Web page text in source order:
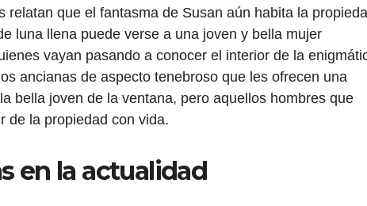
relatan que el fantasma de Susan aún habita la
luna llena puede verse a una joven y bella mujer
vayan pasando a conocer el interior de la
ancianas de aspecto tenebroso que les ofrecen una
bella joven de la ventana, pero aquellos hombres que
de la propiedad con vida.
en la actualidad